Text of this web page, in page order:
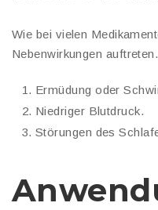
Wie bei vielen
Nebenwirkungen
Ermüdung oder
Niedriger Blutdruck.
Störungen des